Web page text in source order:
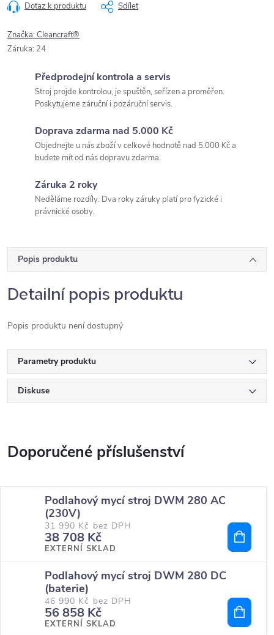
Dotaz k produktu Sdílet
Značka:Cleancraft®
Záruka: 24
Předprodejní kontrola a servis
Stroj projde kontrolou, je spuštěn, seřízen a proměřen.
Poskytujeme záruční i pozáruční servis.
Doprava zdarma nad 5.000 Kč
Objednejte u nás zboží v celkové hodnotě nad 5.000 Kč a
budete mít od nás dopravu zdarma.
Záruka 2 roky
Neděláme rozdíly. Dva roky záruky platí pro fyzické i
právnické osoby.
Popis produktu
Detailní popis produktu
Popis produktu není dostupný
Parametry produktu
Diskuse
Podlahový mycí stroj DWM 280 AC
(230V)
31 990 Kč bez DPH
38 708 Kč
EXTERNÍ SKLAD
Podlahový mycí stroj DWM 280 DC
(baterie)
46 990 Kč bez DPH
56 858 Kč
EXTERNÍ SKLAD